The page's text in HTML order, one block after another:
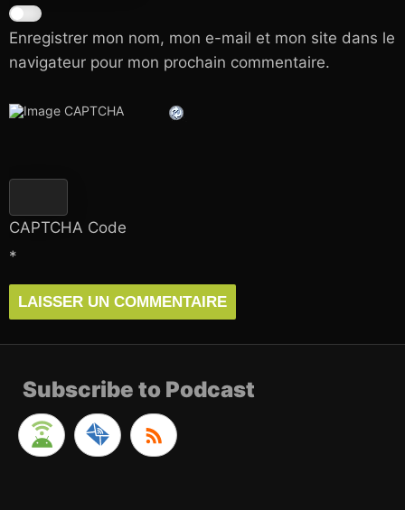
Enregistrer mon nom, mon e-mail et mon site dans le
navigateur pour mon prochain commentaire.
CAPTCHA Code
*
Subscribe to Podcast